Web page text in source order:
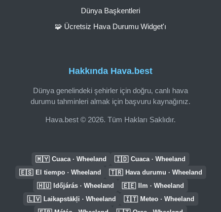
Hakkında Hava.best
Dünya genelindeki şehirler için doğru, canlı hava
durumu tahminleri almak için başvuru kaynağınız.
Hava.best © 2026. Tüm Hakları Saklıdır.
Dünya Başkentleri
🧩 Ücretsiz Hava Durumu Widget'ı
🇲🇾 Cuaca · Wheeland 🇮🇩 Cuaca · Wheeland
🇪🇸 El tiempo · Wheeland 🇹🇷 Hava durumu · Wheeland
🇭🇺 Időjárás · Wheeland 🇪🇪 Ilm · Wheeland
🇱🇻 Laikapstākļi · Wheeland 🇮🇹 Meteo · Wheeland